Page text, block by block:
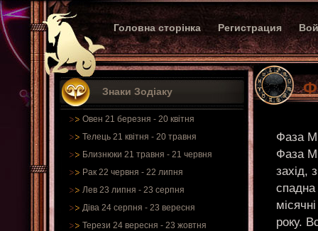
Головна сторінка Регистрация
Знаки Зодіаку
Овен 21 березня - 20 квітня
Телець 21 квітня - 20 травня
Близнюки 21 травня - 21 червня
Рак 22 червня - 22 липня
Лев 23 липня - 23 серпня
Діва 24 серпня - 23 вересня
Терези 24 вересня - 23 жовтня
Фаза
Фаза
захід,
року.